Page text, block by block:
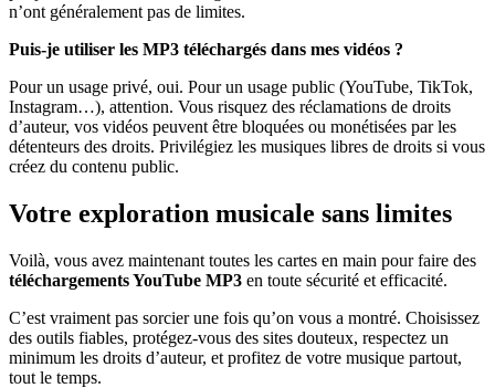
n’ont généralement pas de limites.
Puis-je utiliser les MP3 téléchargés dans mes vidéos ?
Pour un usage privé, oui. Pour un usage public (YouTube, TikTok,
Instagram…), attention. Vous risquez des réclamations de droits
d’auteur, vos vidéos peuvent être bloquées ou monétisées par les
détenteurs des droits. Privilégiez les musiques libres de droits si vous
créez du contenu public.
Votre exploration musicale sans limites
Voilà, vous avez maintenant toutes les cartes en main pour faire des
téléchargements YouTube MP3 en toute sécurité et efficacité.
C’est vraiment pas sorcier une fois qu’on vous a montré. Choisissez
des outils fiables, protégez-vous des sites douteux, respectez un
minimum les droits d’auteur, et profitez de votre musique partout,
tout le temps.